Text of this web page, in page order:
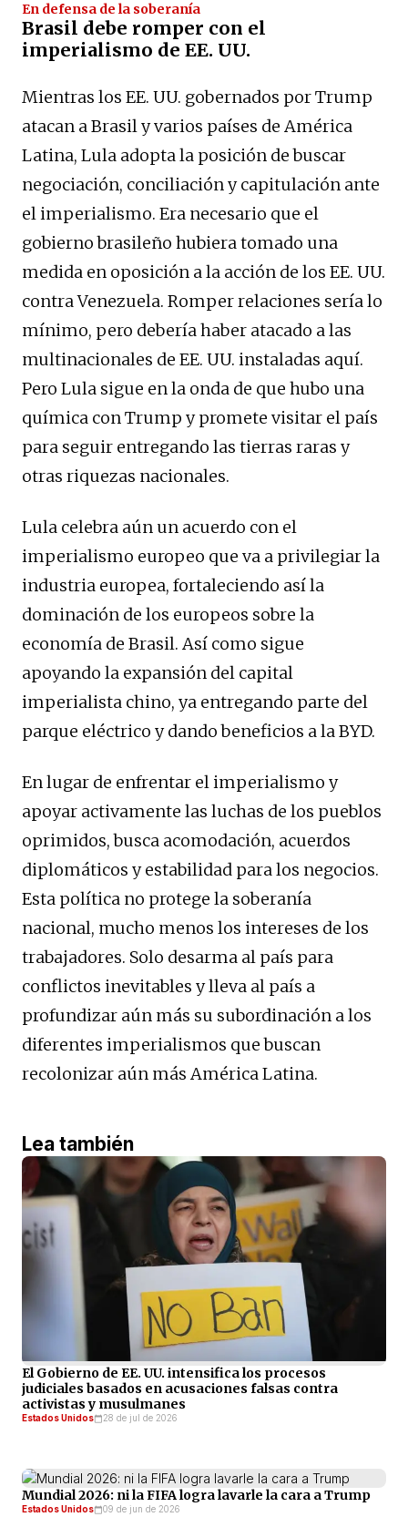
En defensa de la soberanía
Brasil debe romper con el
imperialismo de EE. UU.
Mientras los EE. UU. gobernados por Trump
atacan a Brasil y varios países de América
Latina, Lula adopta la posición de buscar
negociación, conciliación y capitulación ante
el imperialismo. Era necesario que el
gobierno brasileño hubiera tomado una
medida en oposición a la acción de los EE. UU.
contra Venezuela. Romper relaciones sería lo
mínimo, pero debería haber atacado a las
multinacionales de EE. UU. instaladas aquí.
Pero Lula sigue en la onda de que hubo una
química con Trump y promete visitar el país
para seguir entregando las tierras raras y
otras riquezas nacionales.
Lula celebra aún un acuerdo con el
imperialismo europeo que va a privilegiar la
industria europea, fortaleciendo así la
dominación de los europeos sobre la
economía de Brasil. Así como sigue
apoyando la expansión del capital
imperialista chino, ya entregando parte del
parque eléctrico y dando beneficios a la BYD.
En lugar de enfrentar el imperialismo y
apoyar activamente las luchas de los pueblos
oprimidos, busca acomodación, acuerdos
diplomáticos y estabilidad para los negocios.
Esta política no protege la soberanía
nacional, mucho menos los intereses de los
trabajadores. Solo desarma al país para
conflictos inevitables y lleva al país a
profundizar aún más su subordinación a los
diferentes imperialismos que buscan
recolonizar aún más América Latina.
Lea también
El Gobierno de EE. UU. intensifica los procesos
judiciales basados en acusaciones falsas contra
activistas y musulmanes
Estados Unidos 28 de jul de 2026
Mundial 2026: ni la FIFA logra lavarle la cara a Trump
Estados Unidos 09 de jun de 2026